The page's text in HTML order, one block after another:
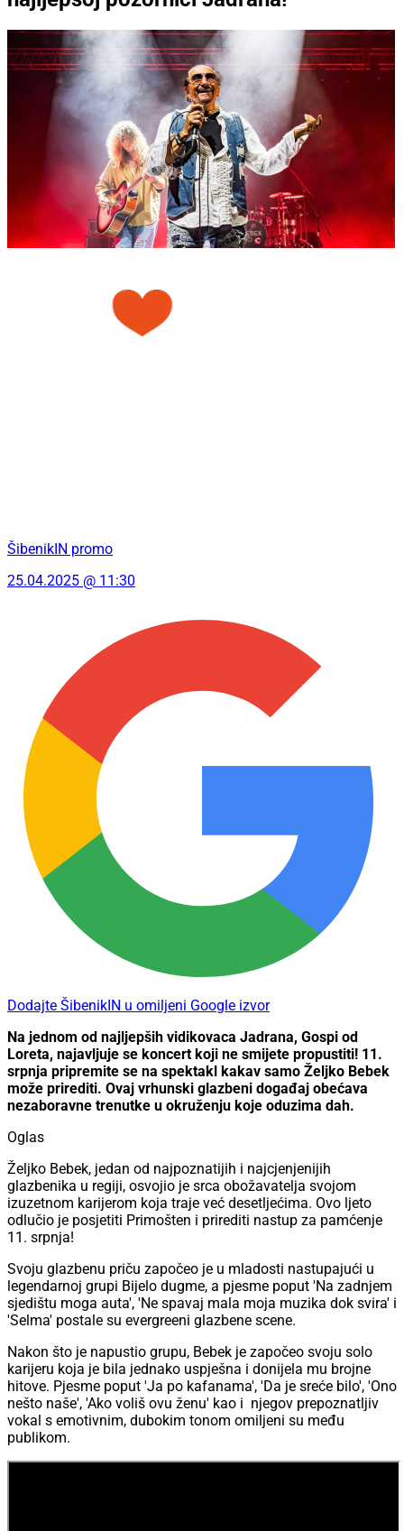
ŠibenikIN promo
25.04.2025 @ 11:30
Dodajte ŠibenikIN u omiljeni Google izvor
Na jednom od najljepših vidikovaca Jadrana, Gospi od
Loreta, najavljuje se koncert koji ne smijete propustiti! 11.
srpnja pripremite se na spektakl kakav samo Željko Bebek
može prirediti. Ovaj vrhunski glazbeni događaj obećava
nezaboravne trenutke u okruženju koje oduzima dah.
Oglas
Željko Bebek, jedan od najpoznatijih i najcjenjenijih
glazbenika u regiji, osvojio je srca obožavatelja svojom
izuzetnom karijerom koja traje već desetljećima. Ovo ljeto
odlučio je posjetiti Primošten i prirediti nastup za pamćenje
11. srpnja!
Svoju glazbenu priču započeo je u mladosti nastupajući u
legendarnoj grupi Bijelo dugme, a pjesme poput 'Na zadnjem
sjedištu moga auta', 'Ne spavaj mala moja muzika dok svira' i
'Selma' postale su evergreeni glazbene scene.
Nakon što je napustio grupu, Bebek je započeo svoju solo
karijeru koja je bila jednako uspješna i donijela mu brojne
hitove. Pjesme poput 'Ja po kafanama', 'Da je sreće bilo', 'Ono
nešto naše', 'Ako voliš ovu ženu' kao i njegov prepoznatljiv
vokal s emotivnim, dubokim tonom omiljeni su među
publikom.